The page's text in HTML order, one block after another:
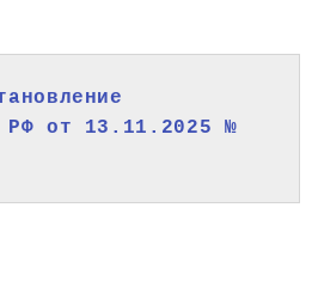
РФ от 13.11.2025 №